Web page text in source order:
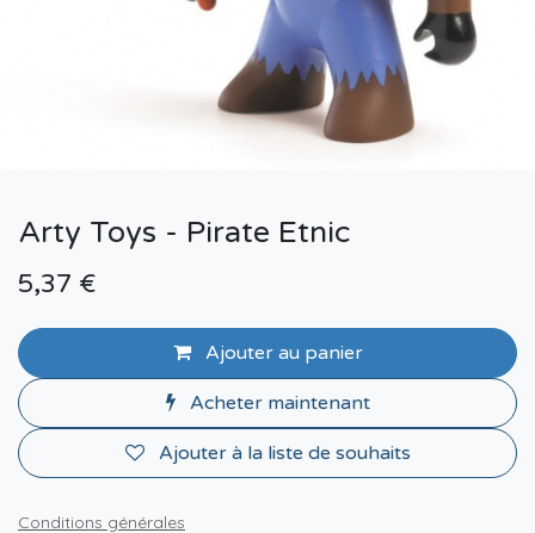
Arty Toys - Pirate Etnic
5,37 €
Ajouter au panier
Acheter maintenant
Ajouter à la liste de souhaits
Conditions générales